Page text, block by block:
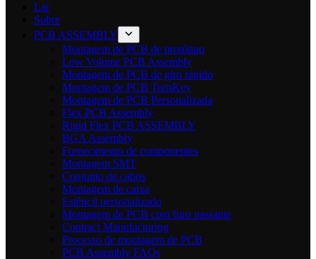
Lar
Sobre
PCB ASSEMBLY
Montagem de PCB de protótipo
Low Volume PCB Assembly
Montagem de PCB de giro rápido
Montagem de PCB TurnKey
Montagem de PCB Personalizada
Flex PCB Assembly
Rigid Flex PCB ASSEMBLY
BGA Assembly
Fornecimento de componentes
Montagem SMT
Conjunto de cabos
Montagem de caixa
Estêncil personalizado
Montagem de PCB com furo passante
Contract Manufacturing
Processo de montagem de PCB
PCB Assembly FAQs